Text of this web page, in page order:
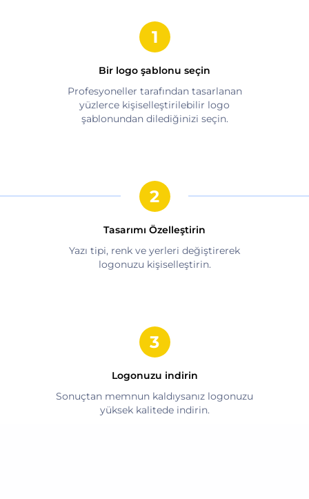
Bir logo şablonu seçin
Profesyoneller tarafından tasarlanan
yüzlerce kişiselleştirilebilir logo
şablonundan dilediğinizi seçin.
Tasarımı Özelleştirin
Yazı tipi, renk ve yerleri değiştirerek
logonuzu kişiselleştirin.
Logonuzu indirin
Sonuçtan memnun kaldıysanız logonuzu
yüksek kalitede indirin.